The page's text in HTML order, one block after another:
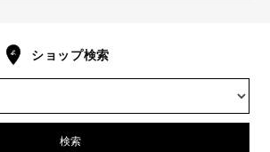
ショップ検索
検索